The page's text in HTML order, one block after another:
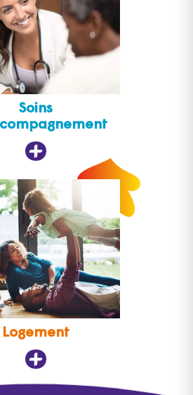
Soins
Logement